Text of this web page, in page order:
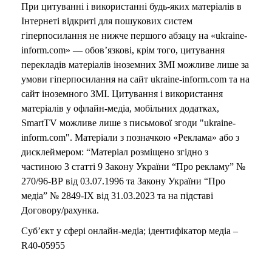
При цитуванні і використанні будь-яких матеріалів в
Інтернеті відкриті для пошукових систем
гіперпосилання не нижче першого абзацу на «ukraine-
inform.com» — обов’язкові, крім того, цитування
перекладів матеріалів іноземних ЗМІ можливе лише за
умови гіперпосилання на сайт ukraine-inform.com та на
сайт іноземного ЗМІ. Цитування і використання
матеріалів у офлайн-медіа, мобільних додатках,
SmartTV можливе лише з письмової згоди "ukraine-
inform.com". Матеріали з позначкою «Реклама» або з
дисклеймером: “Матеріал розміщено згідно з
частиною 3 статті 9 Закону України “Про рекламу” №
270/96-ВР від 03.07.1996 та Закону України “Про
медіа” № 2849-IX від 31.03.2023 та на підставі
Договору/рахунка.
Суб’єкт у сфері онлайн-медіа; ідентифікатор медіа –
R40-05955